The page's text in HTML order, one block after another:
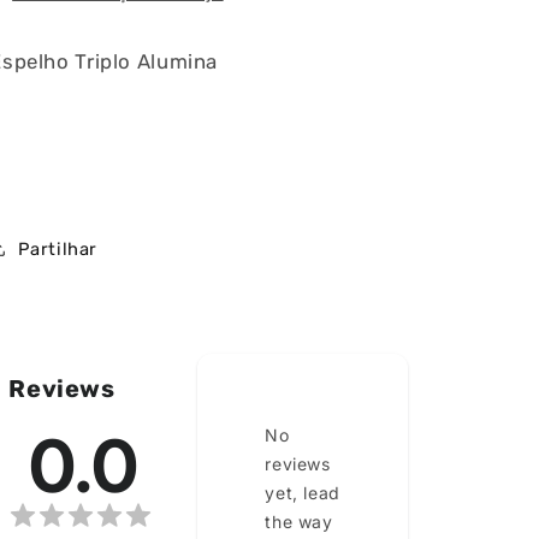
Triplo Alumina
Partilhar
Reviews
0.0
No
reviews
yet, lead
the way